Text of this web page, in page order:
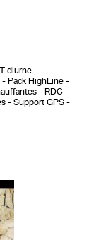
diurne
Pack HighLine
RDC
Support GPS